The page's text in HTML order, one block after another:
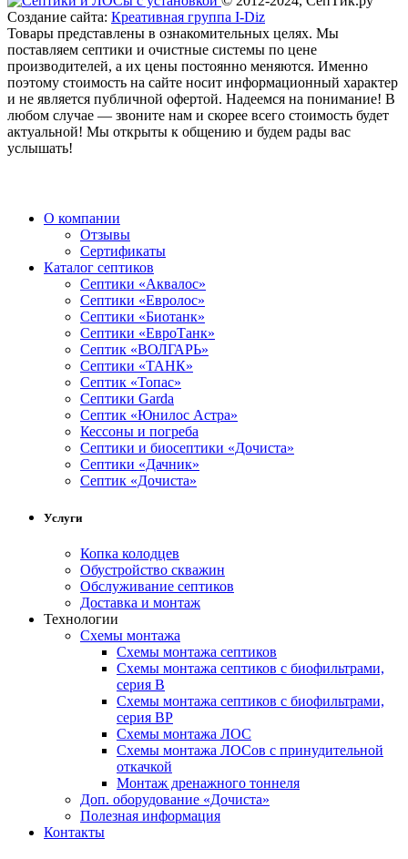
Создание сайта: Креативная группа I-Diz
Товары представлены в ознакомительных целях. Мы
поставляем септики и очистные системы по цене
производителей, а их цены постоянно меняются. Именно
поэтому стоимость на сайте носит информационный характер
и не является публичной офертой. Надеемся на понимание! В
любом случае — звоните нам и скорее всего стоимость будет
актуальной! Мы открыты к общению и будем рады вас
услышать!
О компании
Отзывы
Сертификаты
Каталог септиков
Септики «Аквалос»
Септики «Евролос»
Септики «Биотанк»
Септики «ЕвроТанк»
Септик «ВОЛГАРЬ»
Септики «ТАНК»
Септик «Топас»
Септики Garda
Септик «Юнилос Астра»
Кессоны и погреба
Cептики и биосептики «Дочиста»
Септики «Дачник»
Септик «Дочиста»
Услуги
Копка колодцев
Обустройство скважин
Обслуживание септиков
Доставка и монтаж
Технологии
Схемы монтажа
Схемы монтажа септиков
Схемы монтажа септиков с биофильтрами,
серия В
Схемы монтажа септиков с биофильтрами,
серия BP
Схемы монтажа ЛОС
Схемы монтажа ЛОСов с принудительной
откачкой
Монтаж дренажного тоннеля
Доп. оборудование «Дочиста»
Полезная информация
Контакты